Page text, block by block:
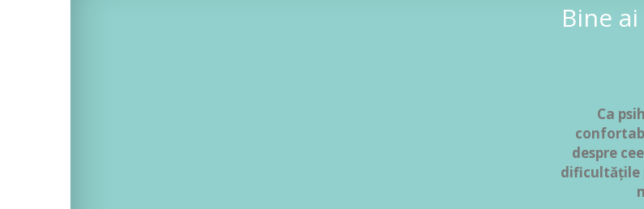
Bine
Ca
despre
dificultățile